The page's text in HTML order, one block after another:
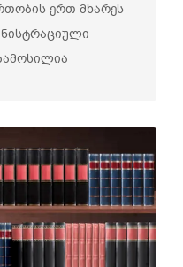
ერთ მხარეს